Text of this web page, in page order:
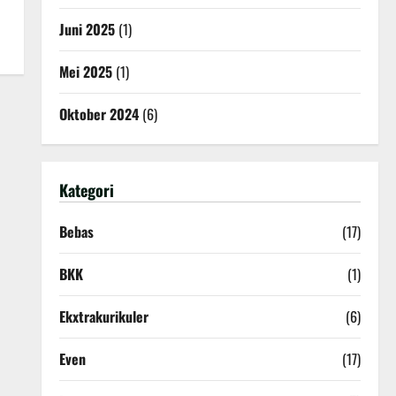
Juni 2025(1)
Mei 2025(1)
Oktober 2024(6)
Kategori
Bebas
(17)
BKK
(1)
Ekxtrakurikuler
(6)
Even
(17)